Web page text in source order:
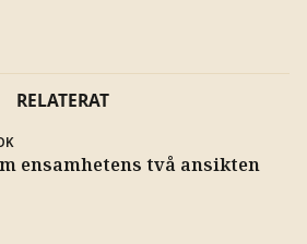
RELATERAT
ensamhetens två ansikten